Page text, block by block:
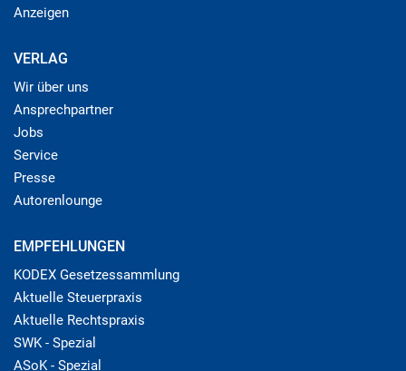
Anzeigen
VERLAG
Wir über uns
Ansprechpartner
Jobs
Service
Presse
Autorenlounge
EMPFEHLUNGEN
KODEX Gesetzessammlung
Aktuelle Steuerpraxis
Aktuelle Rechtspraxis
SWK - Spezial
ASoK - Spezial